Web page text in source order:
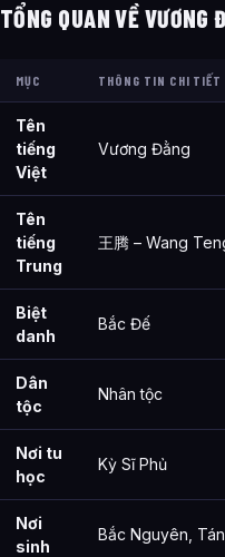
TỔNG QUAN VỀ VƯƠNG
MỤC THÔNG TIN CHI TIẾT
Tên
tiếng
Việt
Vương Đằng
Tên
tiếng
Trung
王腾 – Wang
Biệt
danh
Bắc Đế
Dân
tộc
Nhân tộc
Nơi tu
học
Kỳ Sĩ Phủ
Nơi
sinh
Bắc Nguyên,